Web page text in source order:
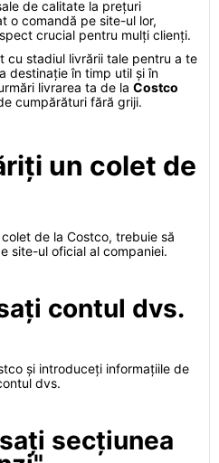
de calitate la prețuri
o comandă pe site-ul lor,
crucial pentru mulți clienți.
cu stadiul livrării tale pentru a te
destinație în timp util și în
livrarea ta de la Costco
cumpărături fără griji.
un colet de
de la Costco, trebuie să
site-ul oficial al companiei.
contul dvs.
și introduceți informațiile de
dvs.
secțiunea